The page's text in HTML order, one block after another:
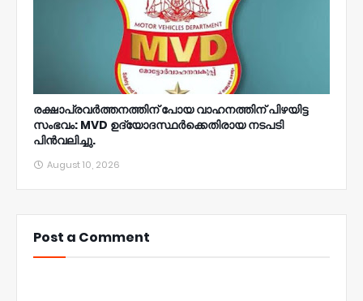
രക്ഷാപ്രവർത്തനത്തിന് പോയ വാഹനത്തിന് പിഴയിട്ട
സംഭവം: MVD ഉദ്യോദസ്ഥർക്കെതിരായ നടപടി
പിൻവലിച്ചു.
August 10, 2026
Post a Comment